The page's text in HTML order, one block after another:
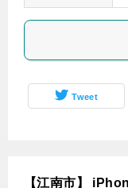
Tweet
【江南市】